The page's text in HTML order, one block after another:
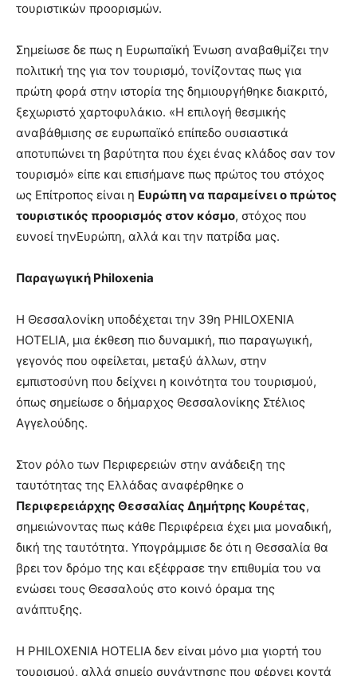
τουριστικών προορισμών.
Σημείωσε δε πως η Ευρωπαϊκή Ένωση αναβαθμίζει την
πολιτική της για τον τουρισμό, τονίζοντας πως για
πρώτη φορά στην ιστορία της δημιουργήθηκε διακριτό,
ξεχωριστό χαρτοφυλάκιο. «Η επιλογή θεσμικής
αναβάθμισης σε ευρωπαϊκό επίπεδο ουσιαστικά
αποτυπώνει τη βαρύτητα που έχει ένας κλάδος σαν τον
τουρισμό» είπε και επισήμανε πως πρώτος του στόχος
ως Επίτροπος είναι η Ευρώπη να παραμείνει ο πρώτος
τουριστικός προορισμός στον κόσμο, στόχος που
ευνοεί τηνΕυρώπη, αλλά και την πατρίδα μας.
Παραγωγική Philoxenia
Η Θεσσαλονίκη υποδέχεται την 39η PHILOXENIA
HOTELIA, μια έκθεση πιο δυναμική, πιο παραγωγική,
γεγονός που οφείλεται, μεταξύ άλλων, στην
εμπιστοσύνη που δείχνει η κοινότητα του τουρισμού,
όπως σημείωσε ο δήμαρχος Θεσσαλονίκης Στέλιος
Αγγελούδης.
Στον ρόλο των Περιφερειών στην ανάδειξη της
ταυτότητας της Ελλάδας αναφέρθηκε ο
Περιφερειάρχης Θεσσαλίας Δημήτρης Κουρέτας,
σημειώνοντας πως κάθε Περιφέρεια έχει μια μοναδική,
δική της ταυτότητα. Υπογράμμισε δε ότι η Θεσσαλία θα
βρει τον δρόμο της και εξέφρασε την επιθυμία του να
ενώσει τους Θεσσαλούς στο κοινό όραμα της
ανάπτυξης.
Η PHILOXENIA HOTELIA δεν είναι μόνο μια γιορτή του
τουρισμού, αλλά σημείο συνάντησης που φέρνει κοντά